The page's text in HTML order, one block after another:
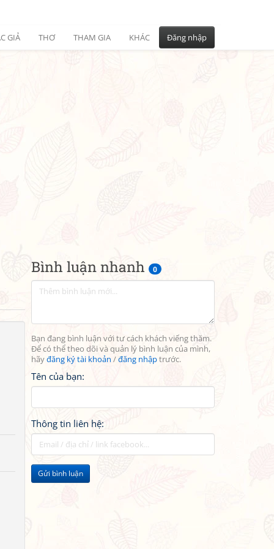
GIẢ THƠ THAM GIA KHÁC Đăng nhập
Bình luận nhanh 0
Bạn đang bình luận với tư cách khách viếng thăm.
Để có thể theo dõi và quản lý bình luận của mình,
hãyđăng ký tài khoản /đăng nhậptrước.
Tên của bạn:
Thông tin liên hệ:
Gửi bình luận